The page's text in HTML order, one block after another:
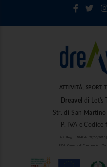
ATTIVITÀ , SPORT,
Dreavel
di Let's
Str. di San
P. IVA e
Aut. Reg. n. 1849 del 27/03/
R.E.A. Camera di Commercio di